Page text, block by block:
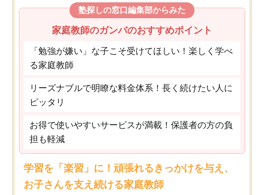
塾探しの窓口編集部からみた
家庭教師のガンバのおすすめポイント
「勉強が嫌い」な子こそ受けてほしい！楽しく学べ
る家庭教師
リーズナブルで明瞭な料金体系！長く続けたい人に
ピッタリ
お得で使いやすいサービスが満載！保護者の方の負
担も軽減
学習を「楽習」に！頑張れるきっかけを与え、
お子さんを支え続ける家庭教師